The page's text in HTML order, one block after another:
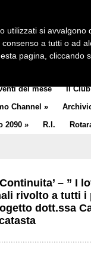
del mese Il Club
Channel »
2090 » R.I.
– ” I
rivolto a tutti
dott.ssa
utilizzati si
a tutti o ad
pagina, cliccando